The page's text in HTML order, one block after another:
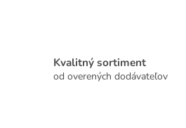
Kvalitný sortiment
od overených dodávateľov